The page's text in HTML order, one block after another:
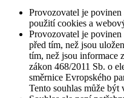
Provozovatel je
použití cookies a
Provozovatel je
před tím, než jsou
tím, než jsou informace
zákon 468/2011 Sb. o
směrnice Evropského
Tento souhlas může být